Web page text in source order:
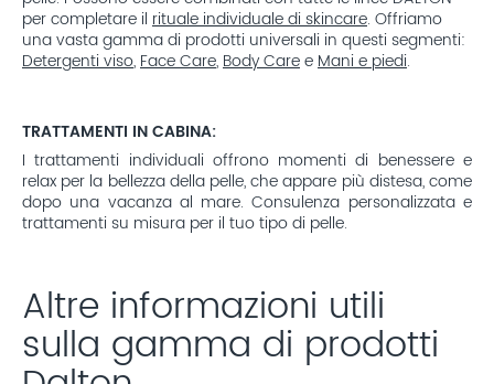
per completare il rituale individuale di skincare. Offriamo
una vasta gamma di prodotti universali in questi segmenti:
Detergenti viso,Face Care,Body CareeMani e piedi.
TRATTAMENTI IN CABINA:
I trattamenti individuali offrono momenti di benessere e
relax per la bellezza della pelle, che appare più distesa, come
dopo una vacanza al mare. Consulenza personalizzata e
trattamenti su misura per il tuo tipo di pelle.
Altre informazioni utili
sulla gamma di prodotti